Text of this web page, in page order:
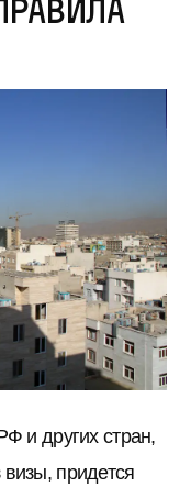
и других стран,
придется